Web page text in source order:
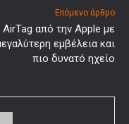
Επόμενο άρθρο
από την Apple με
εμβέλεια και
πιο δυνατό ηχείο